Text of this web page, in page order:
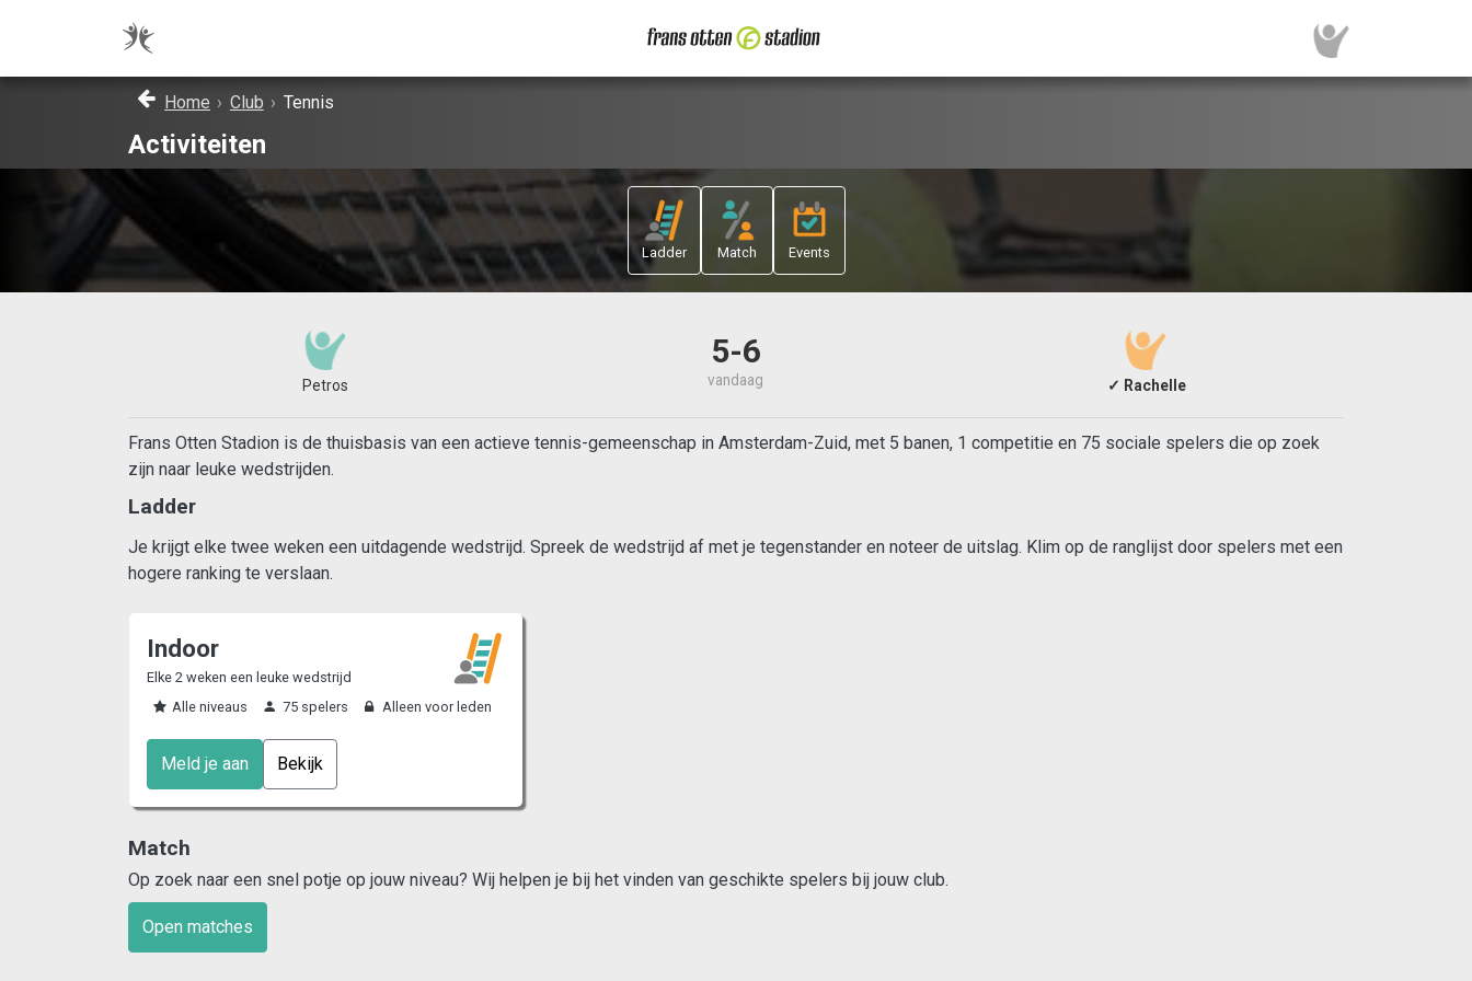
Home › Club › Tennis
Activiteiten
Ladder Match Events
Petros
5-6
vandaag ✓ Rachelle
Frans Otten Stadion is de thuisbasis van een actieve tennis-gemeenschap in Amsterdam-Zuid, met 5 banen, 1 competitie en 75 sociale spelers die op zoek
zijn naar leuke wedstrijden.
Ladder
Je krijgt elke twee weken een uitdagende wedstrijd. Spreek de wedstrijd af met je tegenstander en noteer de uitslag. Klim op de ranglijst door spelers met een
hogere ranking te verslaan.
Indoor
Elke 2 weken een leuke wedstrijd
Alle niveaus
75 spelers Alleen voor leden
Meld je aan Bekijk
Match
Op zoek naar een snel potje op jouw niveau? Wij helpen je bij het vinden van geschikte spelers bij jouw club.
Open matches